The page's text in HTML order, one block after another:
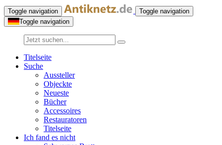
Toggle navigation
Toggle navigation
Toggle navigation
Titelseite
Suche
Aussteller
Objeckte
Neueste
Bücher
Accessoires
Restauratoren
Titelseite
Ich fand es nicht